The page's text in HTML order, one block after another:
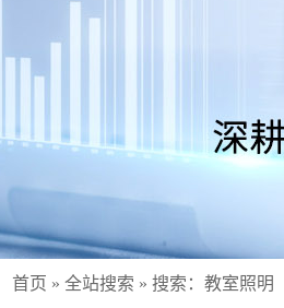
首页 » 全站搜索 » 搜索：教室照明